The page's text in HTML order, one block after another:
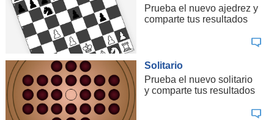
Prueba el nuevo ajedrez y
comparte tus resultados
Solitario
Prueba el nuevo solitario
y comparte tus resultados